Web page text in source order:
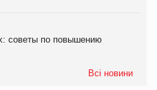
советы по повышению
Всі новини